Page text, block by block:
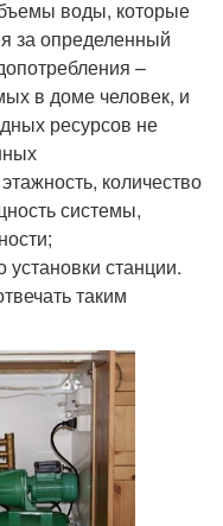
воды, которые
за определенный
–
в доме человек, и
ресурсов не
количество
системы,
станции.
таким